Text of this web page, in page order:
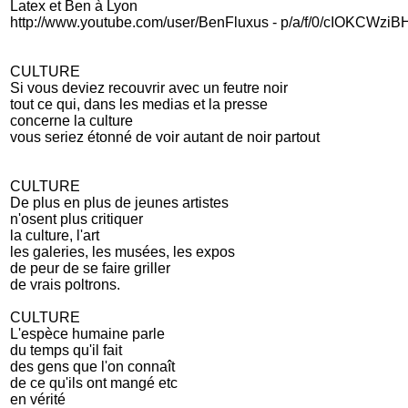
Latex et Ben à Lyon
http://www.youtube.com/user/BenFluxus - p/a/f/0/
CULTURE
Si vous deviez recouvrir avec un feutre noir
tout ce qui, dans les medias et la presse
concerne la culture
vous seriez étonné de voir autant de noir partout
CULTURE
De plus en plus de jeunes artistes
n'osent plus critiquer
la culture, l'art
les galeries, les musées, les expos
de peur de se faire griller
de vrais poltrons.
CULTURE
L'espèce humaine parle
du temps qu'il fait
des gens que l'on connaît
de ce qu'ils ont mangé etc
en vérité